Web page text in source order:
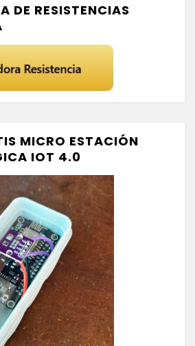
DE RESISTENCIAS
MICRO ESTACIÓN
IOT 4.0